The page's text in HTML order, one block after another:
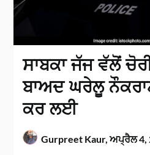
ਸਾਬਕਾ ਜੱਜ ਵੱਲੋਂ
ਬਾਅਦ ਘਰੇਲੂ
ਕਰ ਲਈ
Gurpreet Kaur,ਅਪ੍ਰੈਲ 4,